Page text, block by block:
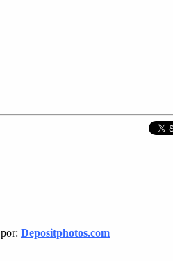
Depositphotos.com